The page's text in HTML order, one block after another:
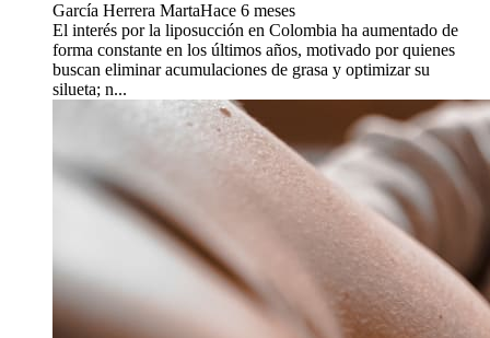
García Herrera MartaHace 6 meses
El interés por la liposucción en Colombia ha aumentado de
forma constante en los últimos años, motivado por quienes
buscan eliminar acumulaciones de grasa y optimizar su
silueta; n...